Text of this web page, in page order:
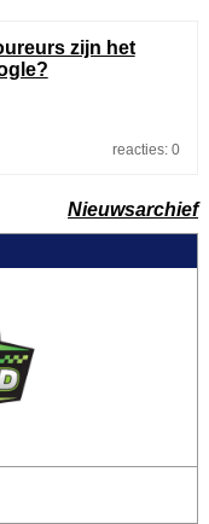
zijn het
reacties: 0
Nieuwsarchief